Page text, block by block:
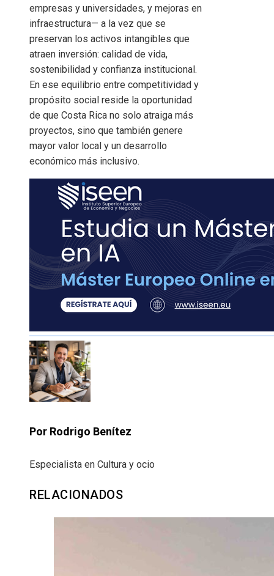
empresas y universidades, y mejoras en
infraestructura— a la vez que se
preservan los activos intangibles que
atraen inversión: calidad de vida,
sostenibilidad y confianza institucional.
En ese equilibrio entre competitividad y
propósito social reside la oportunidad
de que Costa Rica no solo atraiga más
proyectos, sino que también genere
mayor valor local y un desarrollo
económico más inclusivo.
Por Rodrigo Benítez
Especialista en Cultura y ocio
RELACIONADOS